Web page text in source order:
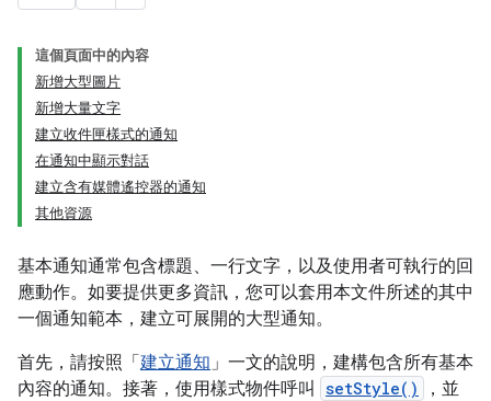
這個頁面中的內容
新增大型圖片
新增大量文字
建立收件匣樣式的通知
在通知中顯示對話
建立含有媒體遙控器的通知
其他資源
基本通知通常包含標題、一行文字，以及使用者可執行的回
應動作。如要提供更多資訊，您可以套用本文件所述的其中
一個通知範本，建立可展開的大型通知。
首先，請按照「 建立通知」一文的說明，建構包含所有基本
內容的通知。接著，使用樣式物件呼叫
setStyle()
，並